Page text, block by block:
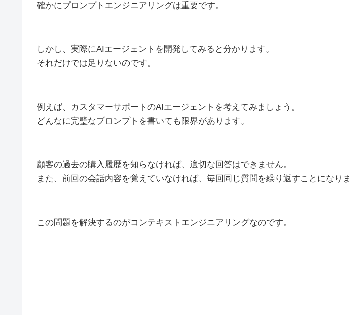
確かにプロンプトエンジニアリングは重要です。
しかし、実際にAIエージェントを開発してみると分かります。
それだけでは足りないのです。
例えば、カスタマーサポートのAIエージェントを考えてみましょう。
どんなに完璧なプロンプトを書いても限界があります。
顧客の過去の購入履歴を知らなければ、適切な回答はできません。
また、前回の会話内容を覚えていなければ、毎回同じ質問を繰り返すことになりま
この問題を解決するのがコンテキストエンジニアリングなのです。